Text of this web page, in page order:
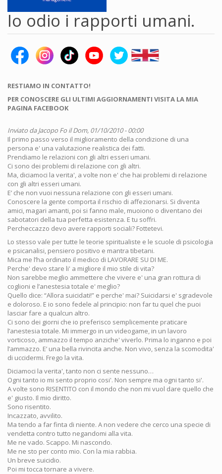
Io odio i rapporti umani.
RESTIAMO IN CONTATTO!
PER CONOSCERE GLI ULTIMI AGGIORNAMENTI VISITA LA MIA
PAGINA FACEBOOK
Inviato daJacopo Fo il Dom, 01/10/2010 - 00:00
Il primo passo verso il miglioramento della condizione di una
persona e' una valutazione realistica dei fatti.
Prendiamo le relazioni con gli altri esseri umani.
Ci sono dei problemi di relazione con gli altri.
Ma, diciamoci la verita', a volte non e' che hai problemi di relazione
con gli altri esseri umani.
E’ che non vuoi nessuna relazione con gli esseri umani.
Conoscere la gente comporta il rischio di affezionarsi. Si diventa
amici, magari amanti, poi si fanno male, muoiono o diventano dei
sabotatori della tua perfetta esistenza. E tu soffri.
Percheccazzo devo avere rapporti sociali? Fottetevi.
Lo stesso vale per tutte le teorie spiritualiste e le scuole di psicologia
e psicanalisi, pensiero positivo e mantra tibetani.
Mica me l’ha ordinato il medico di LAVORARE SU DI ME.
Perche' devo stare li' a migliore il mio stile di vita?
Non sarebbe meglio ammettere che vivere e' una gran rottura di
coglioni e l’anestesia totale e' meglio?
Quello dice: “Allora suicidati!” e perche' mai? Suicidarsi e' sgradevole
e doloroso. E io sono fedele al principio: non far tu quel che puoi
lasciar fare a qualcun altro.
Ci sono dei giorni che io preferisco semplicemente praticare
l’anestesia totale. Mi immergo in un videogame, in un lavoro
vorticoso, ammazzo il tempo anziche' viverlo. Prima lo inganno e poi
l’ammazzo. E’ una bella rivincita anche. Non vivo, senza la scomodita'
di uccidermi. Frego la vita.
Diciamoci la verita', tanto non ci sente nessuno…
Ogni tanto io mi sento proprio cosi'. Non sempre ma ogni tanto si'.
A volte sono RISENTITO con il mondo che non mi vuol dare quello che
e' giusto. Il mio diritto.
Sono risentito.
Incazzato, avvilito.
Ma tendo a far finta di niente. A non vedere che cerco una specie di
vendetta contro tutto negandomi alla vita.
Me ne vado. Scappo. Mi nascondo.
Me ne sto per conto mio. Con la mia rabbia.
Un breve suicidio.
Poi mi tocca tornare a vivere.